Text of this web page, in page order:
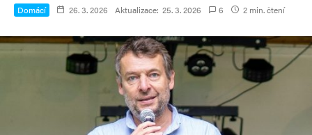
Domácí 26. 3. 2026 Aktualizace: 25. 3. 2026 6 2 min. čtení